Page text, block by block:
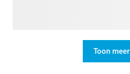
Toon meer